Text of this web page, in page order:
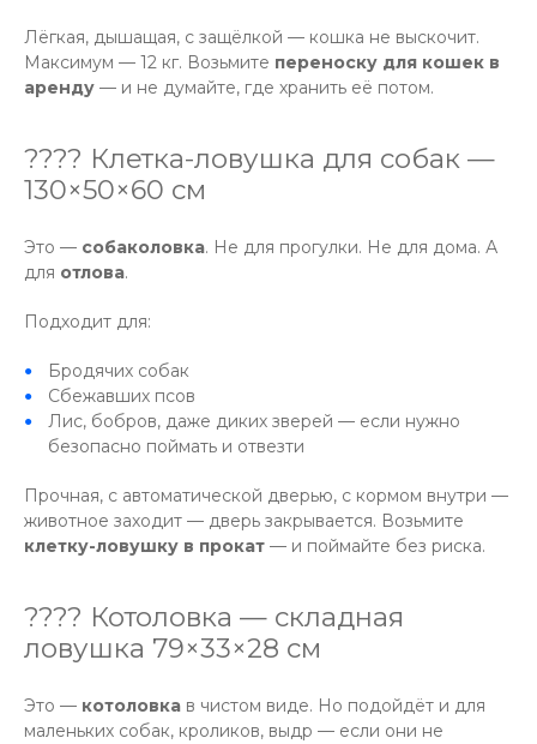
Лёгкая, дышащая, с защёлкой — кошка не выскочит.
Максимум — 12 кг. Возьмите переноску для кошек в
аренду — и не думайте, где хранить её потом.
???? Клетка-ловушка для собак —
130×50×60 см
Это — собаколовка. Не для прогулки. Не для дома. А
для отлова.
Подходит для:
Бродячих собак
Сбежавших псов
Лис, бобров, даже диких зверей — если нужно
безопасно поймать и отвезти
Прочная, с автоматической дверью, с кормом внутри —
животное заходит — дверь закрывается. Возьмите
клетку-ловушку в прокат — и поймайте без риска.
???? Котоловка — складная
ловушка 79×33×28 см
Это — котоловка в чистом виде. Но подойдёт и для
маленьких собак, кроликов, выдр — если они не